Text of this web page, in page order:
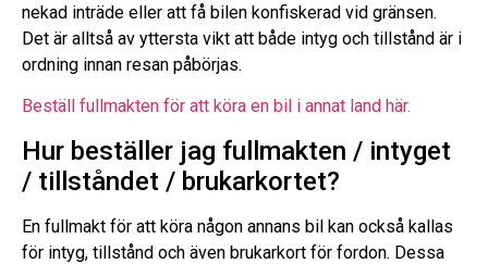
nekad inträde eller att få bilen konfiskerad vid gränsen.
Det är alltså av yttersta vikt att både intyg och tillstånd är i
ordning innan resan påbörjas.
Beställ fullmakten för att köra en bil i annat land här.
Hur beställer jag fullmakten / intyget
/ tillståndet / brukarkortet?
En fullmakt för att köra någon annans bil kan också kallas
för intyg, tillstånd och även brukarkort för fordon. Dessa